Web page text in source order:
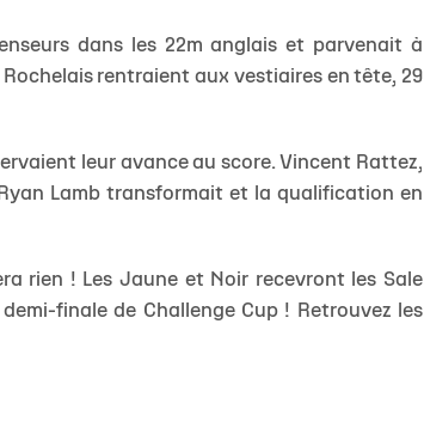
dans les 22m anglais et parvenait à
rentraient aux vestiaires en tête, 29
leur avance au score. Vincent Rattez,
Lamb transformait et la qualification en
rien ! Les Jaune et Noir recevront les Sale
finale de Challenge Cup ! Retrouvez les